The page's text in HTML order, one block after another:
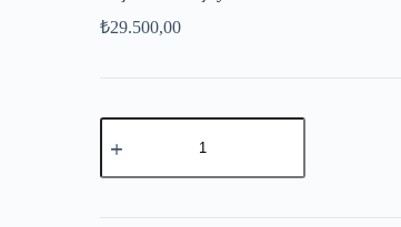
₺29.500,00
Beş
Demlikli
Kazanı